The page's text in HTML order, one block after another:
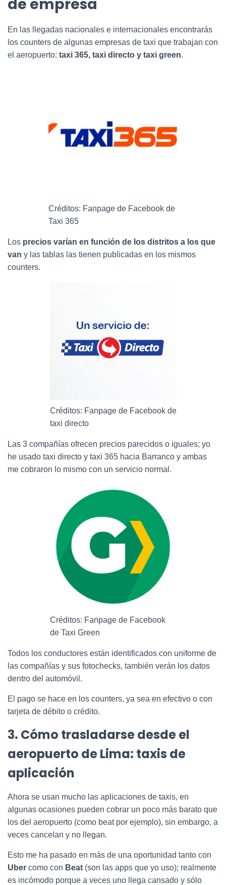
de empresa
En las llegadas nacionales e internacionales encontrarás
los counters de algunas empresas de taxi que trabajan con
el aeropuerto: taxi 365, taxi directo y taxi green.
Créditos: Fanpage de Facebook de
Taxi 365
Los precios varían en función de los distritos a los que
van y las tablas las tienen publicadas en los mismos
counters.
Créditos: Fanpage de Facebook de
taxi directo
Las 3 compañías ofrecen precios parecidos o iguales; yo
he usado taxi directo y taxi 365 hacia Barranco y ambas
me cobraron lo mismo con un servicio normal.
Créditos: Fanpage de Facebook
de Taxi Green
Todos los conductores están identificados con uniforme de
las compañías y sus fotochecks, también verán los datos
dentro del automóvil.
El pago se hace en los counters, ya sea en efectivo o con
tarjeta de débito o crédito.
3. Cómo trasladarse desde el
aeropuerto de Lima: taxis de
aplicación
Ahora se usan mucho las aplicaciones de taxis, en
algunas ocasiones pueden cobrar un poco más barato que
los del aeropuerto (como beat por ejemplo), sin embargo, a
veces cancelan y no llegan.
Esto me ha pasado en más de una oportunidad tanto con
Uber como con Beat (son las apps que yo uso); realmente
es incómodo porque a veces uno llega cansado y sólo